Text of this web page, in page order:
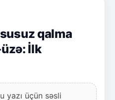
qalma
İlk
yazı üçün səsli